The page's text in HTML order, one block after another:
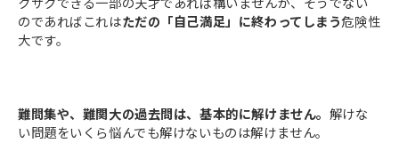
のであればこれはただの「自己満足」に終わってしまう危険性
大です。
難問集や、難関大の過去問は、基本的に解けません。 解けな
い問題をいくら悩んでも解けないものは解けません。